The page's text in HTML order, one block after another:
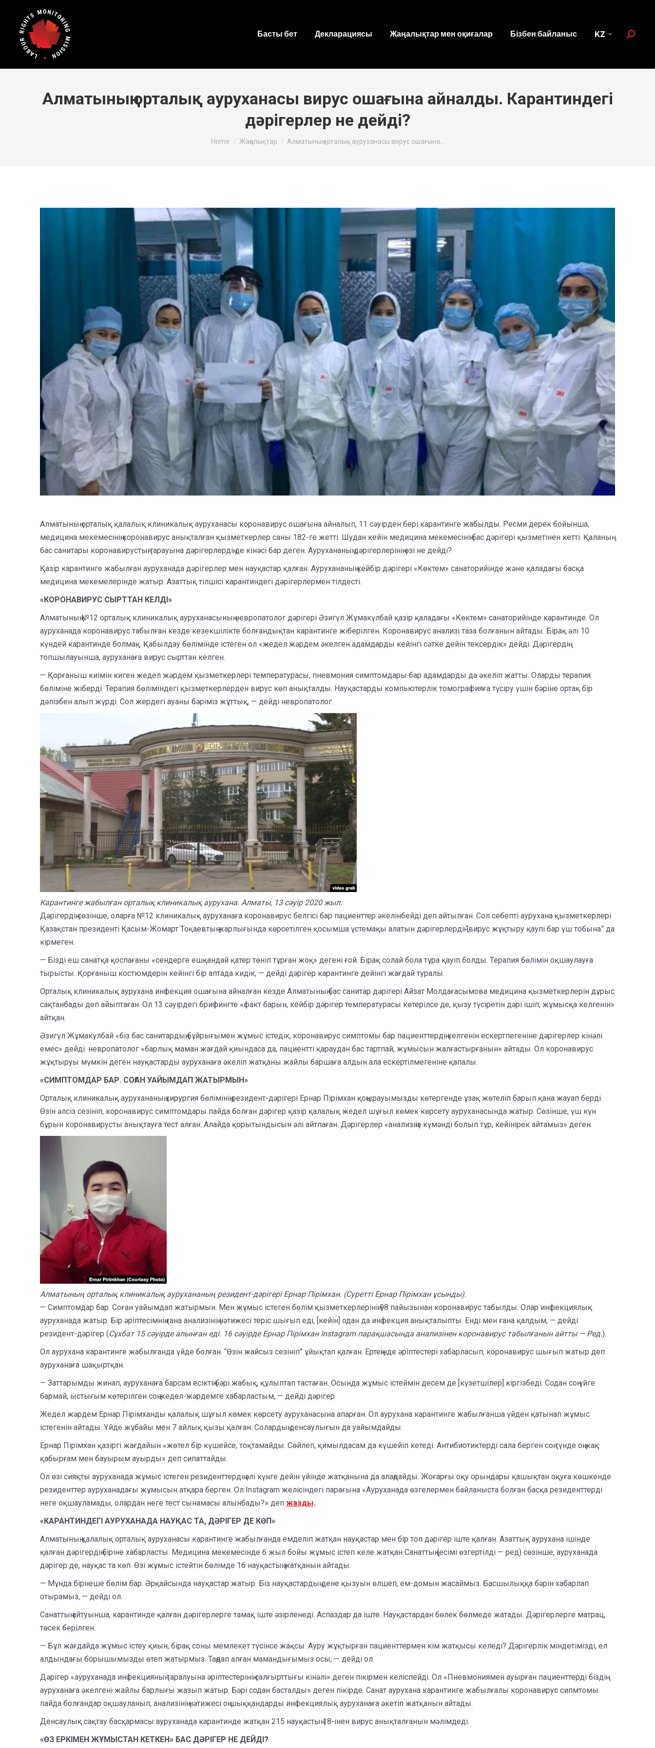
Басты бет Декларациясы Жаңалықтар мен оқиғалар Бізбен байланыс KZ Search:
Алматының орталық ауруханасы вирус ошағына айналды. Карантиндегі
дәрігерлер не дейді?
You are here:
Home Жаңалықтар Алматының орталық ауруханасы вирус ошағына…
Алматының орталық қалалық клиникалық ауруханасы коронавирус ошағына айналып, 11 сәуірден бері карантинге жабылды. Ресми дерек бойынша,
медицина мекемесінің коронавирус анықталған қызметкерлер саны 182-ге жетті. Шудан кейін медицина мекемесінің бас дәрігері қызметінен кетті. Қаланың
бас санитары коронавирустың тарауына дәрігерлердің де кінәсі бар деген. Аурухананың дәрігерлерінің өзі не дейді?
Қазір карантинге жабылған ауруханада дәрігерлер мен науқастар қалған. Аурухананың кейбір дәрігері «Көктем» санаторийінде және қаладағы басқа
медицина мекемелерінде жатыр. Азаттық тілшісі карантиндегі дәрігерлермен тілдесті.
«КОРОНАВИРУС СЫРТТАН КЕЛДІ»
Алматының №12 орталық клиникалық ауруханасының невропатолог дәрігері Әзигүл Жұмакүлбай қазір қаладағы «Көктем» санаторийінде карантинде. Ол
ауруханада коронавирус табылған кезде кезекшілікте болғандықтан карантинге жіберілген. Коронавирус анализі таза болғанын айтады. Бірақ әлі 10
күндей карантинде болмақ. Қабылдау бөлімінде істеген ол «жедел жәрдем әкелген адамдарды кейінгі сәтке дейін тексердік» дейді. Дәрігердің
топшылауынша, ауруханаға вирус сырттан келген.
— Қорғаныш киімін киген жедел жәрдем қызметкерлері температурасы, пневмония симптомдары бар адамдарды да әкеліп жатты. Оларды терапия
бөліміне жіберді. Терапия бөліміндегі қызметкерлерден вирус көп анықталды. Науқастарды компьютерлік томографияға түсіру үшін бәріне ортақ бір
дәлізбен алып жүрді. Сол жердегі ауаны бәріміз жұттық, — дейді невропатолог.
Карантинге жабылған орталық клиникалық аурухана. Алматы, 13 сәуір 2020 жыл.
Дәрігердің сөзінше, оларға №12 клиникалық ауруханаға коронавирус белгісі бар пациенттер әкелінбейді деп айтылған. Сол себепті аурухана қызметкерлері
Қазақстан президенті Қасым-Жомарт Тоқаевтың жарлығында көрсетілген қосымша үстемақы алатын дәрігерлердің “вирус жұқтыру қаупі бар үш тобына” да
кірмеген.
— Бізді еш санатқа қоспағаны «сендерге ешқандай қатер төніп тұрған жоқ» дегені ғой. Бірақ солай бола тұра қауіп болды. Терапия бөлімін оқшаулауға
тырысты. Қорғаныш костюмдерін кейінгі бір аптада кидік, — дейді дәрігер карантинге дейінгі жағдай туралы.
Орталық клиникалық аурухана инфекция ошағына айналған кезде Алматының бас санитар дәрігері Айзат Молдағасымова медицина қызметкерлерін дұрыс
сақтанбады деп айыптаған. Ол 13 сәуірдегі брифингте «факт барын, кейбір дәрігер температурасы көтерілсе де, қызу түсіретін дәрі ішіп, жұмысқа келгенін»
айтқан.
Әзигүл Жұмакүлбай «біз бас санитардың бұйрығымен жұмыс істедік, коронавирус симптомы бар пациенттердің келгенін ескертпегеніне дәрігерлер кінәлі
емес» дейді. невропатолог «барлық маман жағдай қиындаса да, пациентті қараудан бас тартпай, жұмысын жалғастырғанын» айтады. Ол коронавирус
жұқтыруы мүмкін деген науқастарды ауруханаға әкеліп жатқаны жайлы баршаға алдын ала ескертілмегеніне қапалы.
«CИМПТОМДАР БАР. СОҒАН УАЙЫМДАП ЖАТЫРМЫН»
Орталық клиникалық аурухананың хирургия бөлімінің резидент-дәрігері Ернар Пірімхан қоңырауымызды көтергенде ұзақ жөтеліп барып қана жауап берді.
Өзін әлсіз сезініп, коронавирус симптомдары пайда болған дәрігер қазір қалалық жедел шұғыл көмек көрсету ауруханасында жатыр. Сөзінше, үш күн
бұрын коронавирусты анықтауға тест алған. Алайда қорытындысын әлі айтпаған. Дәрігерлер «анализіңіз күмәнді болып тұр, кейінірек айтамыз» деген.
Алматының орталық клиникалық аурухананың резидент-дәрігері Ернар Пірімхан. (Суретті Ернар Пірімхан ұсынды).
— Симптомдар бар. Соған уайымдап жатырмын. Мен жұмыс істеген бөлім қызметкерлерінің 98 пайызынан коронавирус табылды. Олар инфекциялық
ауруханада жатыр. Бір әріптесімнің ғана анализінің нәтижесі теріс шығып еді, [кейін] одан да инфекция анықталыпты. Енді мен ғана қалдым, — дейді
резидент-дәрігер (Сұхбат 15 сәуірде алынған еді. 16 сәуірде Ернар Пірімхан Instagram парақшасында анализінен коронавирус табылғанын айтты — Ред.).
Ол аурухана карантинге жабылғанда үйде болған. “Өзін жайсыз сезініп” ұйықтап қалған. Ертеңінде әріптестері хабарласып, коронавирус шығып жатыр деп
ауруханаға шақыртқан.
— Заттарымды жинап, ауруханаға барсам есіктің бәрі жабық, құлыптап тастаған. Осында жұмыс істеймін десем де [күзетшілер] кіргізбеді. Содан соң үйге
бармай, ыстығым көтерілген соң жедел-жәрдемге хабарластым, — дейді дәрігер.
Жедел жәрдем Ернар Пірімханды қалалық шұғыл көмек көрсету ауруханасына апарған. Ол аурухана карантинге жабылғанша үйден қатынап жұмыс
істегенін айтады. Үйде жұбайы мен 7 айлық қызы қалған. Солардың денсаулығын да уайымдайды.
Ернар Пірімхан қазіргі жағдайын «жөтел бір күшейсе, тоқтамайды. Сөйлеп, қимылдасам да күшейіп кетеді. Антибиотиктерді сала берген соң түнде оң жақ
қабырғам мен бауырым ауырды» деп сипаттайды.
Ол өзі сияқты ауруханада жұмыс істеген резиденттердің әлі күнге дейін үйінде жатқанына да алаңдайды. Жоғарғы оқу орындары қашықтан оқуға көшкенде
резиденттер ауруханадағы жұмысын атқара берген. Ол Instagram желісіндегі парағына «Ауруханада өзгелермен байланыста болған басқа резиденттерді
неге оқшауламады, олардан неге тест сынамасы алынбады?» деп жазды.
«КАРАНТИНДЕГІ АУРУХАНАДА НАУҚАС ТА, ДӘРІГЕР ДЕ КӨП»
Алматының қалалық орталық ауруханасы карантинге жабылғанда емделіп жатқан науқастар мен бір топ дәрігер іште қалған. Азаттық аурухана ішінде
қалған дәрігердің біріне хабарласты. Медицина мекемесінде 6 жыл бойы жұмыс істеп келе жатқан Санаттың (есімі өзгертілді — ред) сөзінше, ауруханада
дәрігер де, науқас та көп. Өзі жұмыс істейтін бөлімде 16 науқастың жатқанын айтады.
— Мұнда бірнеше бөлім бар. Әрқайсында науқастар жатыр. Біз науқастардың дене қызуын өлшеп, ем-домын жасаймыз. Басшылыққа бәрін хабарлап
отырамыз, — дейді ол.
Санаттың айтуынша, карантинде қалған дәрігерлерге тамақ іште әзірленеді. Аспаздар да іште. Науқастардан бөлек бөлмеде жатады. Дәрігерлерге матрац,
төсек берілген.
— Бұл жағдайда жұмыс істеу қиын, бірақ соны мемлекет түсінсе жақсы. Ауру жұқтырған пациенттермен кім жатқысы келеді? Дәрігерлік міндетімізді, ел
алдындағы борышымызды өтеп жатырмыз. Таңдап алған мамандығымыз осы, — дейді ол.
Дәрігер «ауруханада инфекцияның таралуына әріптестерінің салғырттығы кінәлі» деген пікірмен келіспейді. Ол «Пневмониямен ауырған пациенттерді біздің
ауруханаға әкелгені жайлы барлығы жазып жатыр. Бәрі содан басталды» деген пікірде. Санат аурухана карантинге жабылғалы коронавирус сипмтомы
пайда болғандар оқшауланып, анализінің нәтижесі оң шыққандарды инфекциялық ауруханаға әкетіп жатқанын айтады.
Денсаулық сақтау басқармасы ауруханада карантинде жатқан 215 науқастың 18-інен вирус анықталғанын мәлімдеді.
«ӨЗ ЕРКІМЕН ЖҰМЫСТАН КЕТКЕН» БАС ДӘРІГЕР НЕ ДЕЙДІ?